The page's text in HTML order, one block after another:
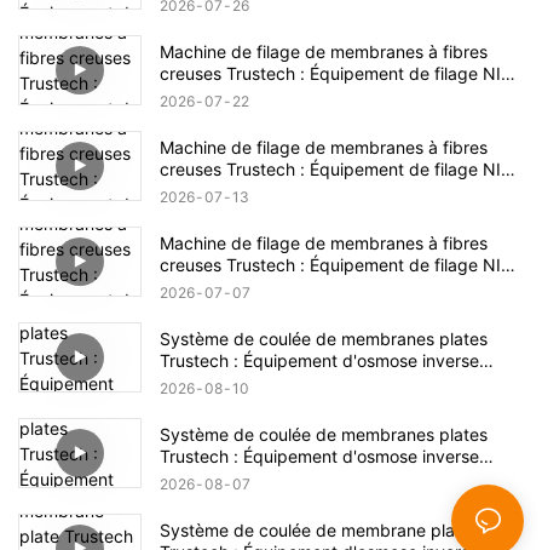
2026 07 26
Machine de filage de membranes à fibres
creuses Trustech : Équipement de filage NIPS
dévoilé (17)
2026 07 22
Machine de filage de membranes à fibres
creuses Trustech : Équipement de filage NIPS
dévoilé (16)
2026 07 13
Machine de filage de membranes à fibres
creuses Trustech : Équipement de filage NIPS
dévoilé (15)
2026 07 07
Système de coulée de membranes plates
Trustech : Équipement d'osmose inverse
dévoilé (XVII)
2026 08 10
Système de coulée de membranes plates
Trustech : Équipement d'osmose inverse
dévoilé (XVI)
2026 08 07
Système de coulée de membrane plate